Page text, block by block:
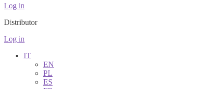
Log in
Distributor
Log in
IT
EN
PL
ES